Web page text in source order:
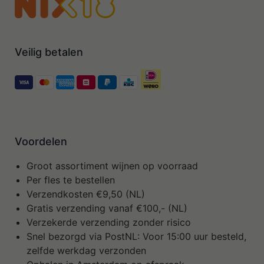
Veilig betalen
Voordelen
Groot assortiment wijnen op voorraad
Per fles te bestellen
Verzendkosten €9,50 (NL)
Gratis verzending vanaf €100,- (NL)
Verzekerde verzending zonder risico
Snel bezorgd via PostNL: Voor 15:00 uur besteld,
zelfde werkdag verzonden